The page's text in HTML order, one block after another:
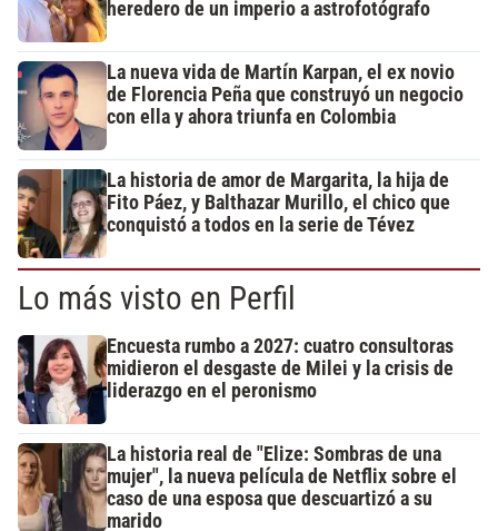
heredero de un imperio a astrofotógrafo
La nueva vida de Martín Karpan, el ex novio
de Florencia Peña que construyó un negocio
con ella y ahora triunfa en Colombia
La historia de amor de Margarita, la hija de
Fito Páez, y Balthazar Murillo, el chico que
conquistó a todos en la serie de Tévez
Lo más visto en Perfil
Encuesta rumbo a 2027: cuatro consultoras
midieron el desgaste de Milei y la crisis de
liderazgo en el peronismo
La historia real de "Elize: Sombras de una
mujer", la nueva película de Netflix sobre el
caso de una esposa que descuartizó a su
marido